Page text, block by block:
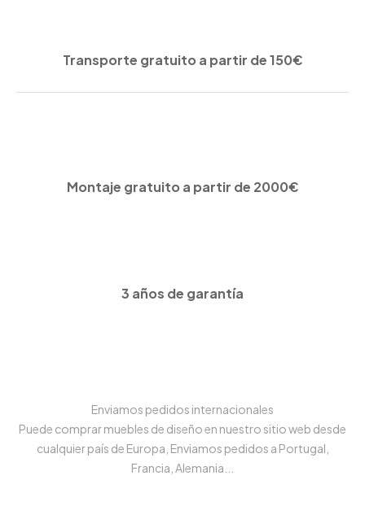
Transporte gratuito a partir de 150€
Montaje gratuito a partir de 2000€
3 años de garantía
Enviamos pedidos internacionales
Puede comprar muebles de diseño en nuestro sitio web desde
cualquier país de Europa, Enviamos pedidos a Portugal,
Francia, Alemania...